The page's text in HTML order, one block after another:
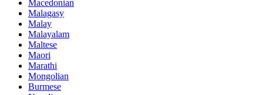
Macedonian
Malagasy
Malay
Malayalam
Maltese
Maori
Marathi
Mongolian
Burmese